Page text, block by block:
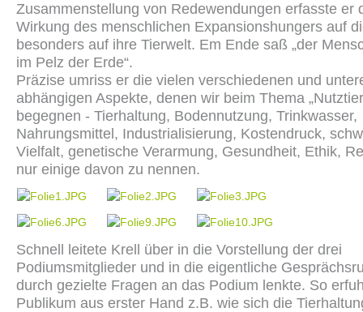
Zusammenstellung von Redewendungen erfasste er
Wirkung des menschlichen Expansionshungers auf
besonders auf ihre Tierwelt. Em Ende saß „der
im Pelz der Erde“.
Präzise umriss er die vielen verschiedenen und
abhängigen Aspekte, denen wir beim Thema
begegnen - Tierhaltung, Bodennutzung, Trinkwasser,
Nahrungsmittel, Industrialisierung, Kostendruck,
Vielfalt, genetische Verarmung, Gesundheit, Ethik,
nur einige davon zu nennen.
Schnell leitete Krell über in die Vorstellung der drei
Podiumsmitglieder und in die eigentliche
durch gezielte Fragen an das Podium lenkte. So
Publikum aus erster Hand z.B. wie sich die